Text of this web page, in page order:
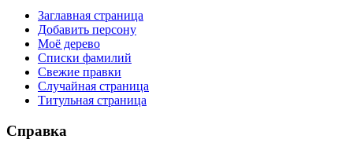
Заглавная страница
Добавить персону
Моё дерево
Списки фамилий
Свежие правки
Случайная страница
Титульная страница
Справка